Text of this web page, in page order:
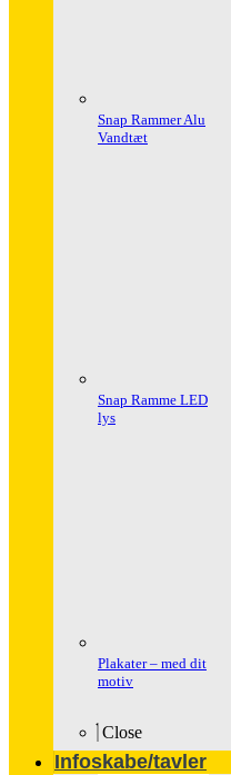
Snap Rammer Alu
Vandtæt
Snap Ramme LED
lys
Plakater – med dit
motiv
Close
Infoskabe/tavler